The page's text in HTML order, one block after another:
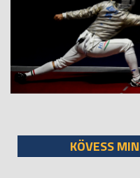
KÖVESS